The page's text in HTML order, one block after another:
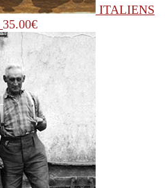
ITALIENS
35.00€